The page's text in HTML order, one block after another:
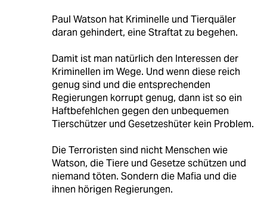
Paul Watson hat Kriminelle und Tierquäler
daran gehindert, eine Straftat zu begehen.
Damit ist man natürlich den Interessen der
Kriminellen im Wege. Und wenn diese reich
genug sind und die entsprechenden
Regierungen korrupt genug, dann ist so ein
Haftbefehlchen gegen den unbequemen
Tierschützer und Gesetzeshüter kein Problem.
Die Terroristen sind nicht Menschen wie
Watson, die Tiere und Gesetze schützen und
niemand töten. Sondern die Mafia und die
ihnen hörigen Regierungen.